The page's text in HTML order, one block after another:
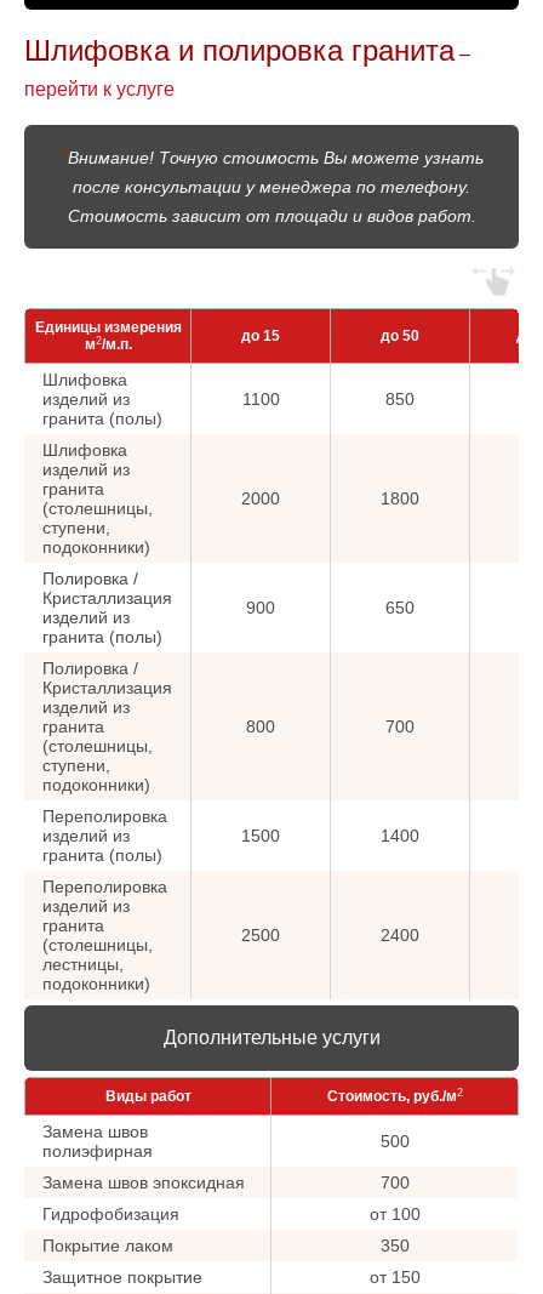
Шлифовка и полировка гранита–
перейти к услуге
*Внимание! Точную стоимость Вы можете узнать
после консультации у менеджера по телефону.
Стоимость зависит от площади и видов работ.
Единицы измерения
м2/м.п. до 15 до 50 до
Шлифовка
изделий из
гранита (полы)
1100 850
Шлифовка
изделий из
гранита
(столешницы,
ступени,
подоконники)
2000 1800
Полировка /
Кристаллизация
изделий из
гранита (полы)
900 650
Полировка /
Кристаллизация
изделий из
гранита
(столешницы,
ступени,
подоконники)
800 700
Переполировка
изделий из
гранита (полы)
1500 1400
Переполировка
изделий из
гранита
(столешницы,
лестницы,
подоконники)
2500 2400
Дополнительные услуги
Виды работ Стоимость, руб./м2
Замена швов
полиэфирная
500
Замена швов эпоксидная
700
Гидрофобизация
от 100
Покрытие лаком
350
Защитное покрытие
от 150